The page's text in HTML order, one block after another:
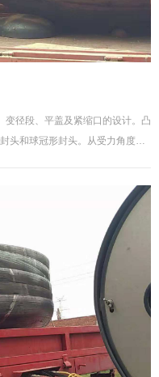
径段、平盖及紧缩口的设计。凸
头和球冠形封头。从受力角度看
型封头：因运输及开档等因素
拼接位置 拼接的间隔应有要
是个高应力区，并且在该区的化
与厚度有关。根据实践经验，应
冷设备很难达到这一要求，有其
高应力。 拼接时焊缝方向要
消此要求。4、拼接封头的焊接接
100％射线或超声波检测，合
比例与设备壳体相同，高了浪